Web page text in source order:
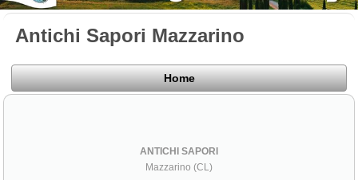
Antichi Sapori Mazzarino
Home
ANTICHI SAPORI
Mazzarino (CL)